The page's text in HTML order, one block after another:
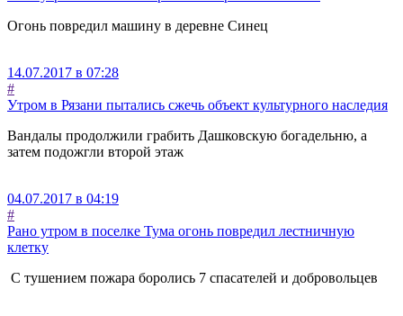
Огонь повредил машину в деревне Синец
14.07.2017 в 07:28
#
Утром в Рязани пытались сжечь объект культурного наследия
Вандалы продолжили грабить Дашковскую богадельню, а
затем подожгли второй этаж
04.07.2017 в 04:19
#
Рано утром в поселке Тума огонь повредил лестничную
клетку
С тушением пожара боролись 7 спасателей и добровольцев